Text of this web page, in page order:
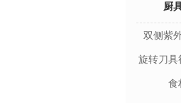
厨
双侧紫
旋转刀具
食